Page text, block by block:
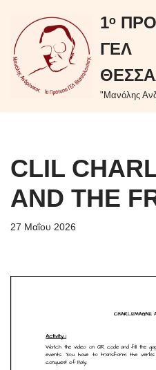
περιεχόμενο
Μεταπηδήστε
στο
περιεχόμενο
1ᵒ
ΓΕΛ
"Μανόλης
CLIL
AND THE
27 Μαΐου 2026